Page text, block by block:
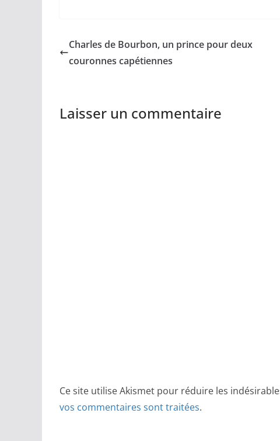
Charles de Bourbon, un prince pour deux
couronnes capétiennes
Laisser un commentaire
Ce site utilise Akismet pour réduire les
vos commentaires sont traitées.